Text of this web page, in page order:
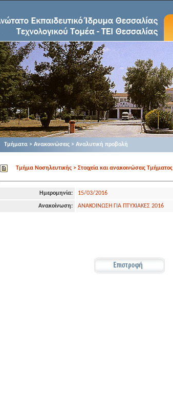
Τμήματα > Ανακοινώσεις > Αναλυτική προβολή
Τμήμα Νοσηλευτικής > Στοιχεία και ανακοινώσεις Τμήματος
Ημερομηνία: 15/03/2016
Ανακοίνωση: ΑΝΑΚΟΙΝΩΣΗ ΓΙΑ ΠΤΥΧΙΑΚΕΣ 2016